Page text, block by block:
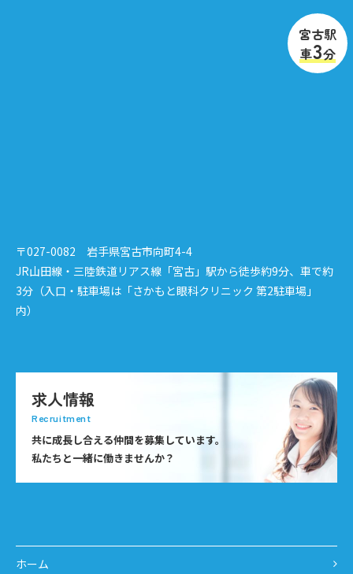
当サイトで掲載している画像の著作権・肖像権等は各権
利所有者に帰属いたします。権利を侵害する目的ではご
入り込んだり、情報が古くなっていることもございま
す。
当サイトに掲載された内容によって生じた損害等の一切
宮古駅
車3分
〒027-0082 岩手県宮古市向町4-4
JR山田線・三陸鉄道リアス線「宮古」駅から徒歩約9分、車で約
3分（入口・駐車場は「さかもと眼科クリニック 第2駐車場」
内）
求人情報
Recruitment
共に成長し合える仲間を募集しています。
私たちと一緒に働きませんか？
ホーム